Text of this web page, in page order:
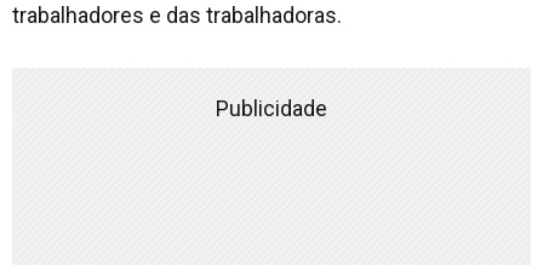
trabalhadores e das trabalhadoras.
Publicidade